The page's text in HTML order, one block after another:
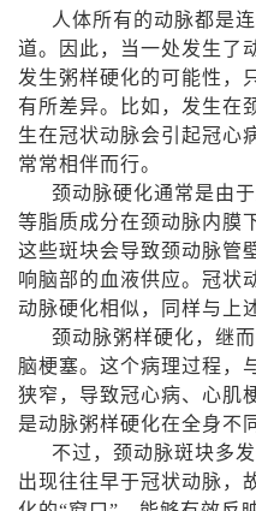
人体所有的动脉都是
道。因此，当一处发生了
发生粥样硬化的可能性，
有所差异。比如，发生在
生在冠状动脉会引起冠心
常常相伴而行。
颈动脉硬化通常是由
等脂质成分在颈动脉内膜
这些斑块会导致颈动脉管
响脑部的血液供应。冠状
动脉硬化相似，同样与上
颈动脉粥样硬化，继
脑梗塞。这个病理过程，
狭窄，导致冠心病、心肌
是动脉粥样硬化在全身不
不过，颈动脉斑块多
出现往往早于冠状动脉，